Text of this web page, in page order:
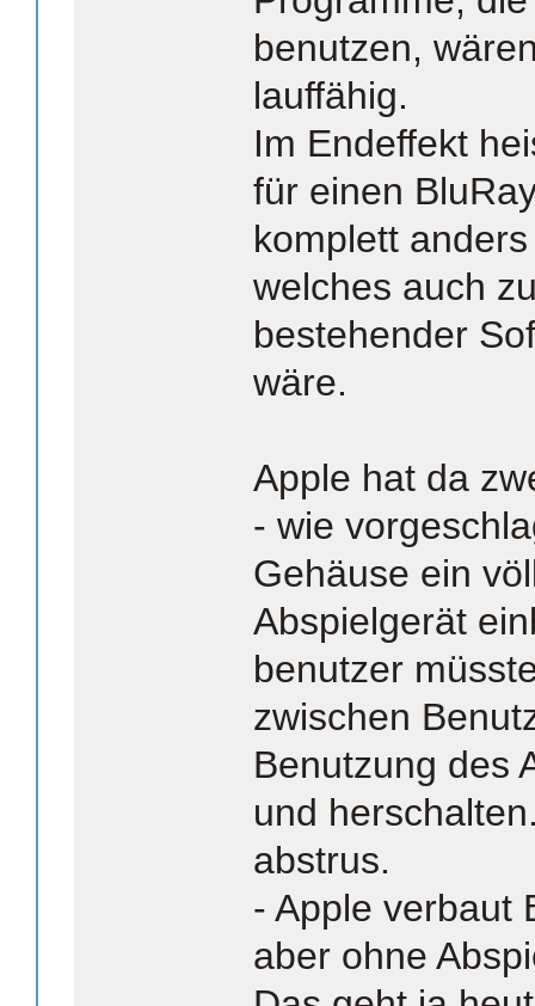
benutzen,
lauffähig.
Im Endeffekt
für einen
komplett
welches auch
bestehender
wäre.
Apple hat da
- wie
Gehäuse ein
Abspielgerät
benutzer
zwischen
Benutzung des
und
abstrus.
- Apple verbaut
aber ohne